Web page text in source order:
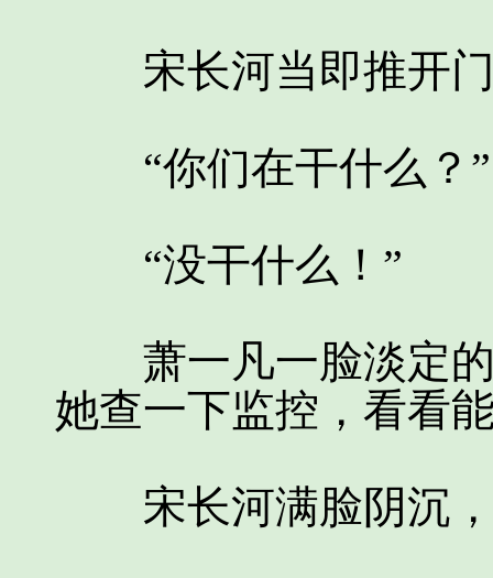
宋长河当即推开门
“你们在干什么？”
“没干什么！”
萧一凡一脸淡定的
她查一下监控，看看
宋长河满脸阴沉，